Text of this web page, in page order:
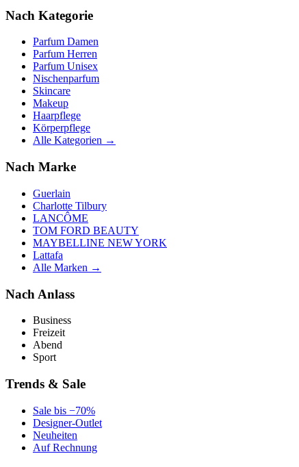
Nach Kategorie
Parfum Damen
Parfum Herren
Parfum Unisex
Nischenparfum
Skincare
Makeup
Haarpflege
Körperpflege
Alle Kategorien →
Nach Marke
Guerlain
Charlotte Tilbury
LANCÔME
TOM FORD BEAUTY
MAYBELLINE NEW YORK
Lattafa
Alle Marken →
Nach Anlass
Business
Freizeit
Abend
Sport
Trends & Sale
Sale bis −70%
Designer-Outlet
Neuheiten
Auf Rechnung